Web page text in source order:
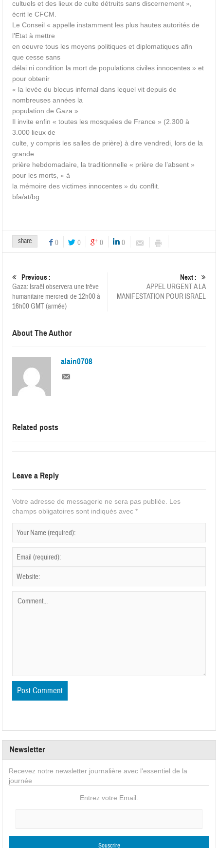
cultuels et des lieux de culte détruits sans discernement »,
écrit le CFCM.
Le Conseil « appelle instamment les plus hautes autorités de
l’Etat à mettre
en oeuvre tous les moyens politiques et diplomatiques afin
que cesse sans
délai ni condition la mort de populations civiles innocentes » et
pour obtenir
« la levée du blocus infernal dans lequel vit depuis de
nombreuses années la
population de Gaza ».
Il invite enfin « toutes les mosquées de France » (2.300 à
3.000 lieux de
culte, y compris les salles de prière) à dire vendredi, lors de la
grande
prière hebdomadaire, la traditionnelle « prière de l’absent »
pour les morts, « à
la mémoire des victimes innocentes » du conflit.
bfa/at/bg
share 0 0 0 0
Previous :
Gaza: Israël observera une trêve
humanitaire mercredi de 12h00 à
16h00 GMT (armée)
Next :
APPEL URGENT A LA
MANIFESTATION POUR ISRAEL
About The Author
alain0708
Related posts
Leave a Reply
Votre adresse de messagerie ne sera pas publiée.
Les
champs obligatoires sont indiqués avec*
Newsletter
Recevez notre newsletter journalière avec l'essentiel de la
journée
Entrez votre Email: